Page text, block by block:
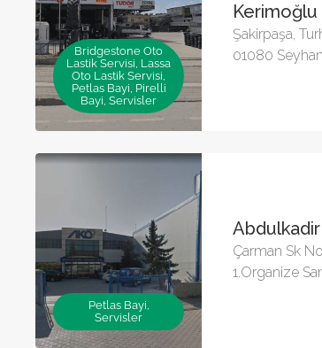
Bridgestone Oto
Lastik Servisi, Lassa
Oto Lastik Servisi,
Petlas Bayi, Pirelli
Bayi, Servisler
Şakirpaşa,
01080
Petlas Bayi,
Servisler
Çarman Sk
1.Organize